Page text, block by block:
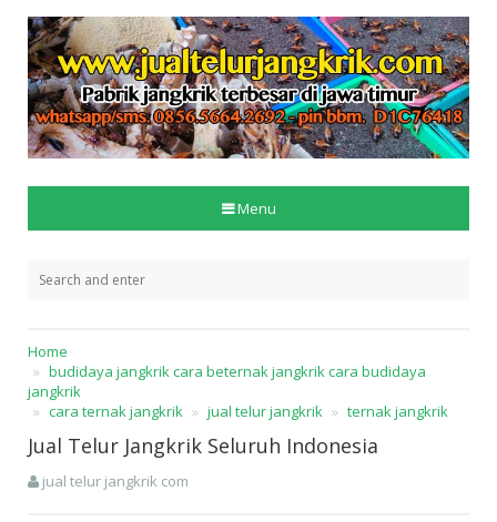
Menu
Home
budidaya jangkrik cara beternak jangkrik cara budidaya
jangkrik
cara ternak jangkrik
jual telur jangkrik ternak jangkrik
Jual Telur Jangkrik Seluruh Indonesia
jual telur jangkrik com